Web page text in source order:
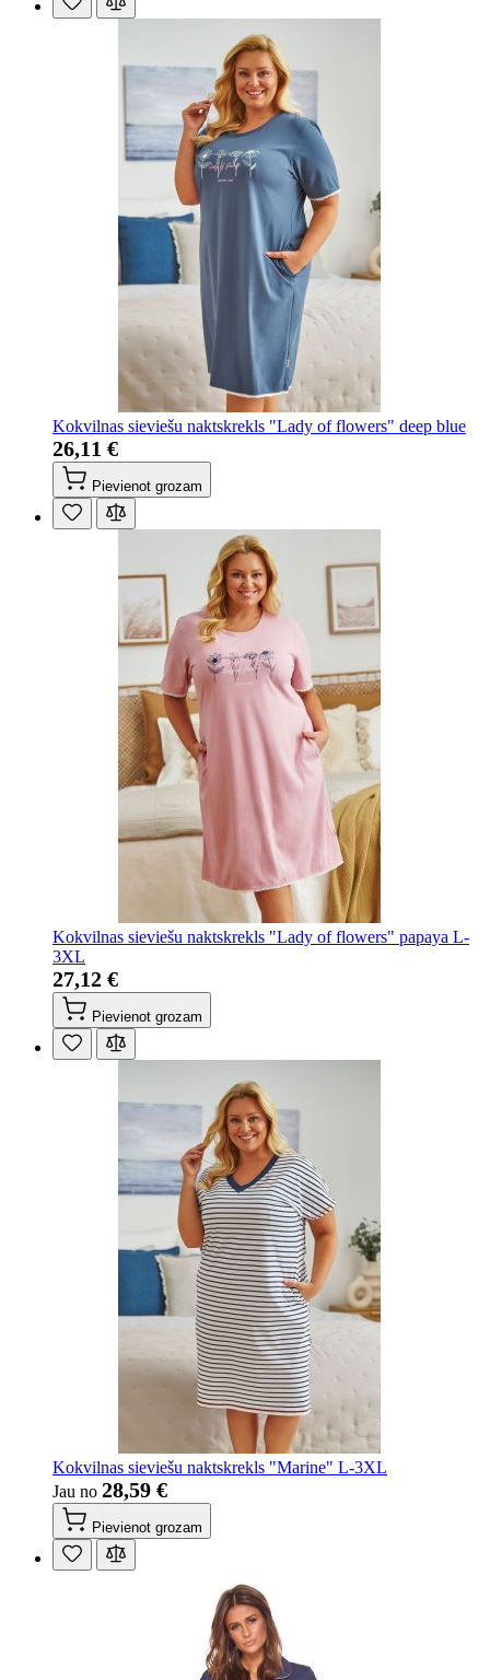
Kokvilnas sieviešu naktskrekls "Lady of flowers" deep blue
26,11 €
Pievienot grozam
Kokvilnas sieviešu naktskrekls "Lady of flowers" papaya L-
3XL
27,12 €
Pievienot grozam
Kokvilnas sieviešu naktskrekls "Marine" L-3XL
Jau no 28,59 €
Pievienot grozam